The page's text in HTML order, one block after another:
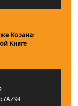
Корана:
Книге